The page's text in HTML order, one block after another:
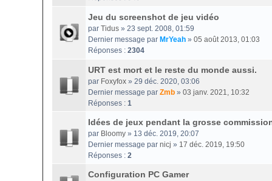
Jeu du screenshot de jeu vidéo
par Tidus » 23 sept. 2008, 01:59
Dernier message par MrYeah » 05 août 2013, 01:03
Réponses : 2304
URT est mort et le reste du monde aussi.
par Foxyfox » 29 déc. 2020, 03:06
Dernier message par Zmb » 03 janv. 2021, 10:32
Réponses : 1
Idées de jeux pendant la grosse
par Bloomy » 13 déc. 2019, 20:07
Dernier message par nicj » 17 déc. 2019, 19:50
Réponses : 2
Configuration PC Gamer